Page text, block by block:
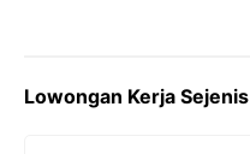
Lowongan Kerja Sejenis